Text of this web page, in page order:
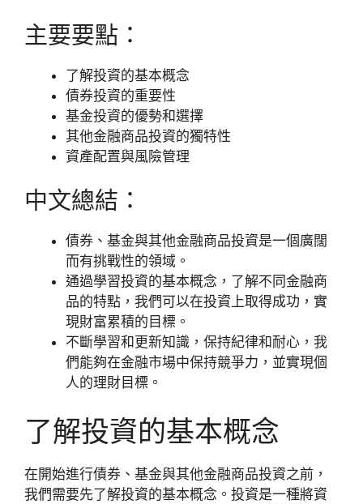
主要要點：
了解投資的基本概念
債券投資的重要性
基金投資的優勢和選擇
其他金融商品投資的獨特性
資產配置與風險管理
中文總結：
債券、基金與其他金融商品投資是一個廣闊
而有挑戰性的領域。
通過學習投資的基本概念，了解不同金融商
品的特點，我們可以在投資上取得成功，實
現財富累積的目標。
不斷學習和更新知識，保持紀律和耐心，我
們能夠在金融市場中保持競爭力，並實現個
人的理財目標。
了解投資的基本概念
在開始進行債券、基金與其他金融商品投資之前，
我們需要先了解投資的基本概念。投資是一種將資